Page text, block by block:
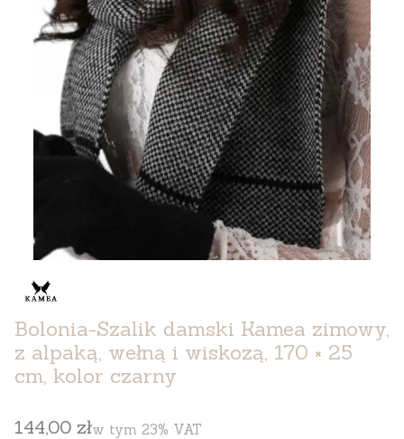
Bolonia-Szalik damski Kamea zimowy,
z alpaką, wełną i wiskozą, 170 × 25
cm, kolor czarny
Cena
144,00 złw tym 23% VAT
w tym 23% VAT